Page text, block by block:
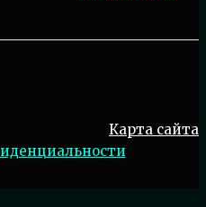
Карта сайта